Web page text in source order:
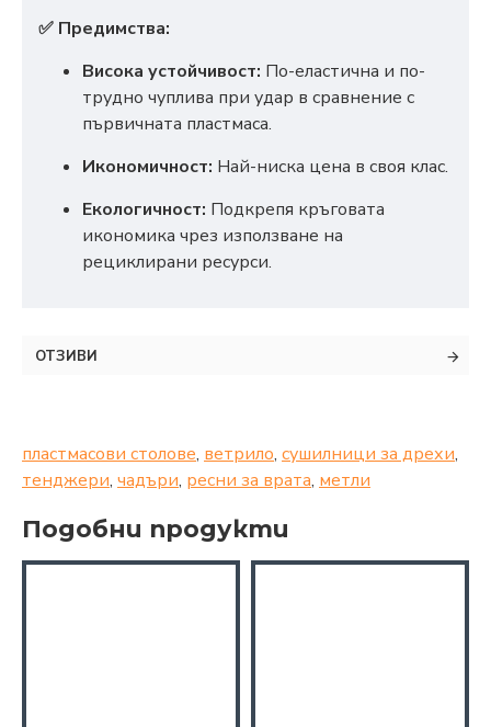
✅ Предимства:
Висока устойчивост: По-еластична и по-
трудно чуплива при удар в сравнение с
първичната пластмаса.
Икономичност: Най-ниска цена в своя клас.
Екологичност: Подкрепя кръговата
икономика чрез използване на
рециклирани ресурси.
ОТЗИВИ
пластмасови столове, ветрило, сушилници за дрехи,
тенджери, чадъри, ресни за врата, метли
Подобни продукти